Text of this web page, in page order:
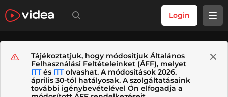
Login
Tájékoztatjuk, hogy módosítjuk Általános
Felhasználási Feltételeinket (ÁFF), melyet
ITTés ITTolvashat. A módosítások 2026.
április 30-tól hatályosak. A szolgáltatásaink
további igénybevételével Ön elfogadja a